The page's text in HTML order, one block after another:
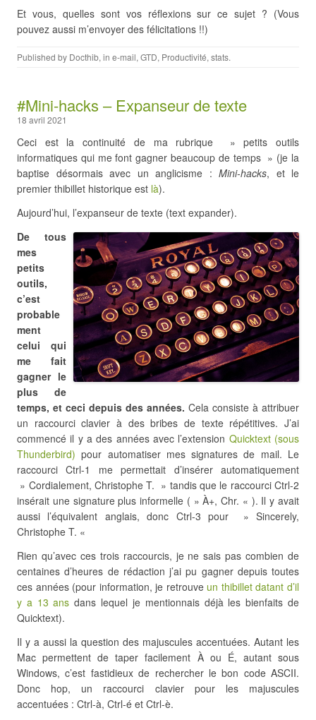
Et vous, quelles sont vos réflexions sur ce sujet ? (Vous
pouvez aussi m’envoyer des félicitations !!)
Published by Docthib, in e-mail, GTD, Productivité, stats.
#Mini-hacks – Expanseur de texte
18 avril 2021
Ceci est la continuité de ma rubrique » petits outils
informatiques qui me font gagner beaucoup de temps » (je la
baptise désormais avec un anglicisme : Mini-hacks, et le
premier thibillet historique est là).
Aujourd’hui, l’expanseur de texte (text expander).
De tous
mes
petits
outils,
c’est
probable
ment
celui qui
me fait
gagner le
plus de
temps, et ceci depuis des années. Cela consiste à attribuer
un raccourci clavier à des bribes de texte répétitives. J’ai
commencé il y a des années avec l’extension Quicktext (sous
Thunderbird) pour automatiser mes signatures de mail. Le
raccourci Ctrl-1 me permettait d’insérer automatiquement
» Cordialement, Christophe T. » tandis que le raccourci Ctrl-2
insérait une signature plus informelle ( » À+, Chr. « ). Il y avait
aussi l’équivalent anglais, donc Ctrl-3 pour » Sincerely,
Christophe T. «
Rien qu’avec ces trois raccourcis, je ne sais pas combien de
centaines d’heures de rédaction j’ai pu gagner depuis toutes
ces années (pour information, je retrouve un thibillet datant d’il
y a 13 ans dans lequel je mentionnais déjà les bienfaits de
Quicktext).
Il y a aussi la question des majuscules accentuées. Autant les
Mac permettent de taper facilement À ou É, autant sous
Windows, c’est fastidieux de rechercher le bon code ASCII.
Donc hop, un raccourci clavier pour les majuscules
accentuées : Ctrl-à, Ctrl-é et Ctrl-è.